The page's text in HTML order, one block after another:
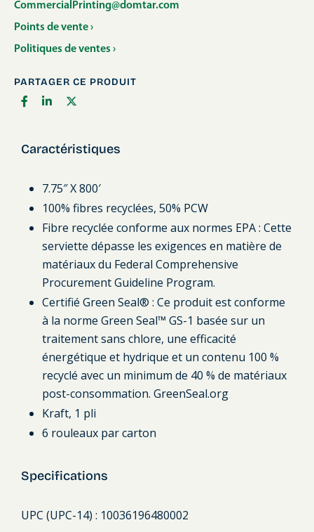
CommercialPrinting@domtar.com
Points de vente ›
Politiques de ventes ›
PARTAGER CE PRODUIT
Caractéristiques
7.75″ X 800′
100% fibres recyclées, 50% PCW
Fibre recyclée conforme aux normes EPA : Cette
serviette dépasse les exigences en matière de
matériaux du Federal Comprehensive
Procurement Guideline Program.
Certifié Green Seal® : Ce produit est conforme
à la norme Green Seal™ GS-1 basée sur un
traitement sans chlore, une efficacité
énergétique et hydrique et un contenu 100 %
recyclé avec un minimum de 40 % de matériaux
post-consommation. GreenSeal.org
Kraft, 1 pli
6 rouleaux par carton
Specifications
UPC (UPC-14) : 10036196480002